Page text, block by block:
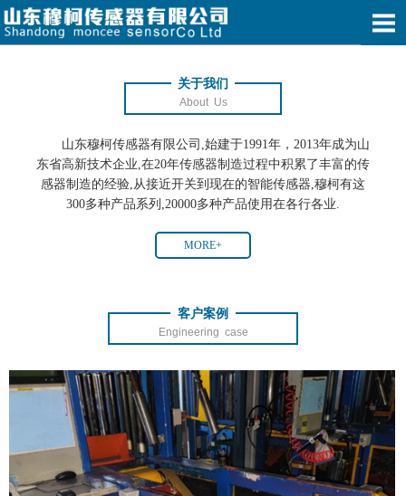
关于我们
About Us
山东穆柯传感器有限公司,始建于1991年，2013年成为山
东省高新技术企业,在20年传感器制造过程中积累了丰富的传
感器制造的经验,从接近开关到现在的智能传感器,穆柯有这
300多种产品系列,20000多种产品使用在各行各业.
MORE+
客户案例
Engineering case